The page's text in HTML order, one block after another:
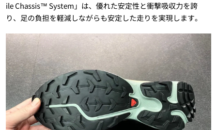
ile Chassis™ System」は、優れた安定性と衝撃吸収力を誇
り、足の負担を軽減しながらも安定した走りを実現します。